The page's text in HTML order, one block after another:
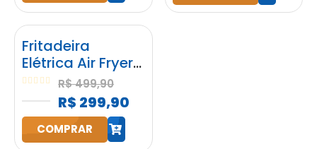
h
Fritadeira
Elétrica Air Fryer
Start Fry 3,5L
1400W Elgin
Preta
R$499,90
R$ 299,90
COMPRAR